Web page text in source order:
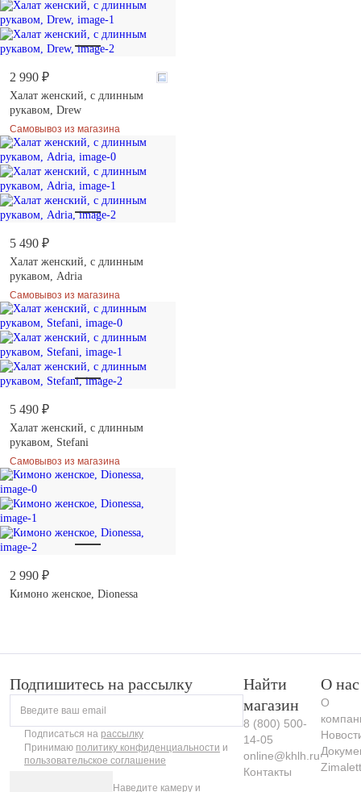
2 990 ₽
Халат женский, с длинным
рукавом, Drew
Самовывоз из магазина
5 490 ₽
Халат женский, с длинным
рукавом, Adria
Самовывоз из магазина
5 490 ₽
Халат женский, с длинным
рукавом, Stefani
Самовывоз из магазина
2 990 ₽
Кимоно женское, Dionessa
Подпишитесь на рассылку
Введите ваш email
Подписаться на рассылку
Принимаю политику конфиденциальности и
пользовательское соглашение
Наведите камеру и
Найти
магазин
8 (800) 500-
14-05
online@khlh.ru
Контакты
О нас
О